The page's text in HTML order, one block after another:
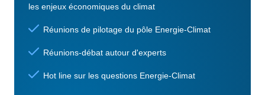
les enjeux économiques du climat
Réunions de pilotage du pôle Energie-Climat
Réunions-débat autour d'experts
Hot line sur les questions Energie-Climat